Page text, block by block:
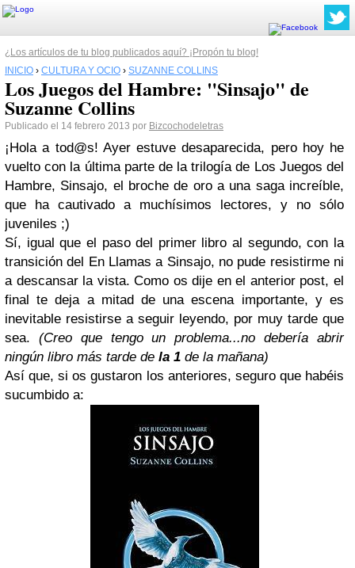
¿Los artículos de tu blog publicados aquí? ¡Propón tu blog!
INICIO › CULTURA Y OCIO › SUZANNE COLLINS
Los Juegos del Hambre: "Sinsajo" de
Suzanne Collins
Publicado el 14 febrero 2013 por Bizcochodeletras
¡Hola a tod@s! Ayer estuve desaparecida, pero hoy he
vuelto con la última parte de la trilogía de Los Juegos del
Hambre, Sinsajo, el broche de oro a una saga increíble,
que ha cautivado a muchísimos lectores, y no sólo
juveniles ;)
Sí, igual que el paso del primer libro al segundo, con la
transición del En Llamas a Sinsajo, no pude resistirme ni
a descansar la vista. Como os dije en el anterior post, el
final te deja a mitad de una escena importante, y es
inevitable resistirse a seguir leyendo, por muy tarde que
sea. (Creo que tengo un problema...no debería abrir
ningún libro más tarde de la 1 de la mañana)
Así que, si os gustaron los anteriores, seguro que habéis
sucumbido a: